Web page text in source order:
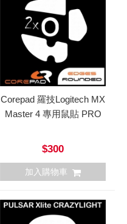
Corepad 羅技Logitech MX
Master 4 專用鼠貼 PRO
$300
加入購物車